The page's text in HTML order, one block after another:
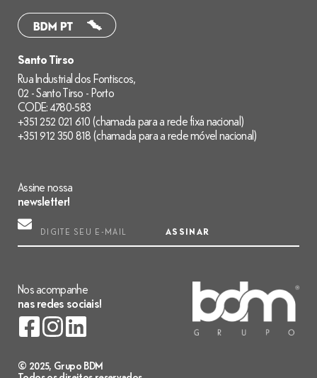
Santo Tirso
Rua Industrial dos Fontiscos,
02 - Santo Tirso - Porto
CODE: 4780-583
+351 252 021 610 (chamada para a rede fixa nacional)
+351 912 350 818 (chamada para a rede móvel nacional)
Assine nossa
newsletter!
ASSINAR
Nos acompanhe
nas redes sociais!
© 2025, Grupo BDM